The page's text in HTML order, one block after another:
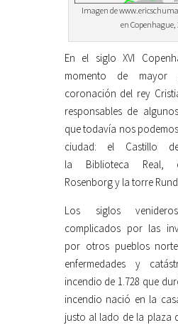
Imagen de
en Copenhague,
En el siglo XVI
momento de
coronación del rey
responsables de
que todavía nos
ciudad: el Castillo de
la Biblioteca Real,
Rosenborg y la torre
Los siglos
complicados por las
por otros pueblos
enfermedades y
incendio de 1.728 que
incendio nació en la
justo al lado de la plaza